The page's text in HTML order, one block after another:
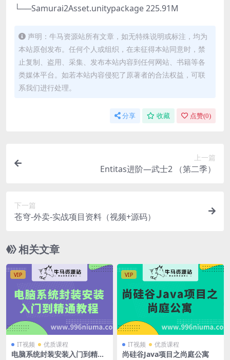
└──Samurai2Asset.unitypackage 225.91M
声明：牛马资源站所有文章，如无特殊说明或标注，均为
本站原创发布。任何个人或组织，在未征得本站同意时，禁
止复制、盗用、采集、发布本站内容到任何网站、书籍等各
类媒体平台。如若本站内容侵犯了原著者的合法权益，可联
系我们进行处理。
分享 收藏 点赞(0)
上一篇
Entitas进阶—武士2 （第二季）
下一篇
苍穹-外卖-实战项目资料（视频+源码）
相关文章
VIP
IT视频 优质课程
电脑系统封装安装入门到精通
VIP
IT视频 优质课程
尚硅谷Java项目之尚庭公寓